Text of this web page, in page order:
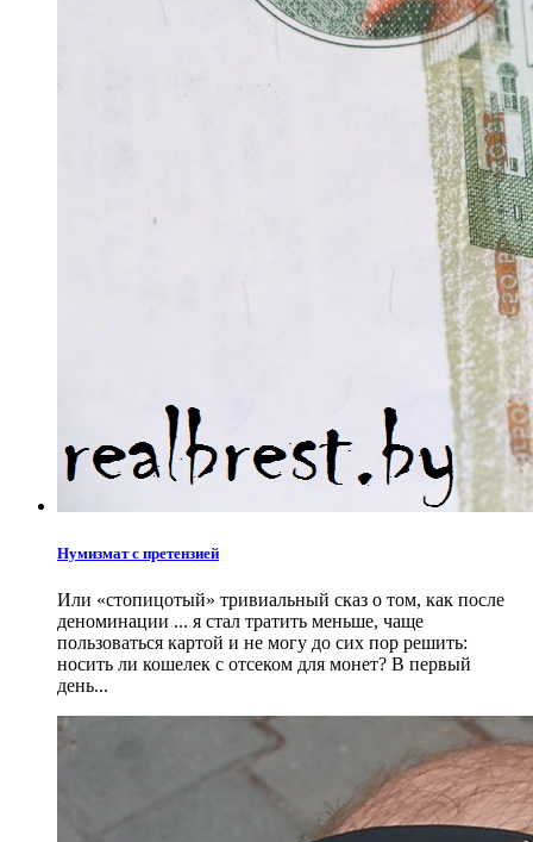
Нумизмат с претензией
Или «стопицотый» тривиальный сказ о том, как после
деноминации ... я стал тратить меньше, чаще
пользоваться картой и не могу до сих пор решить:
носить ли кошелек с отсеком для монет? В первый
день...